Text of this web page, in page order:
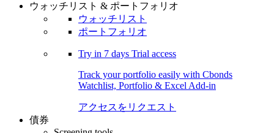
ウォッチリスト & ポートフォリオ
ウォッチリスト
ポートフォリオ
Try in 7 days Trial access
Track your portfolio easily with Cbonds
Watchlist, Portfolio & Excel Add-in
アクセスをリクエスト
債券